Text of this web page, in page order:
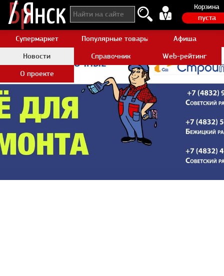
Корзина
пуста
Супермаркет Популярные товары AliexpressАфиша
Новости
Справочник
Web-рейтинг
О проекте